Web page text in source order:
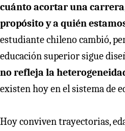
cuánto acortar una
propósito y a quién
estudiante chileno cambió,
educación superior sigue
no refleja la
existen hoy en el sistema de
Hoy conviven trayectorias,